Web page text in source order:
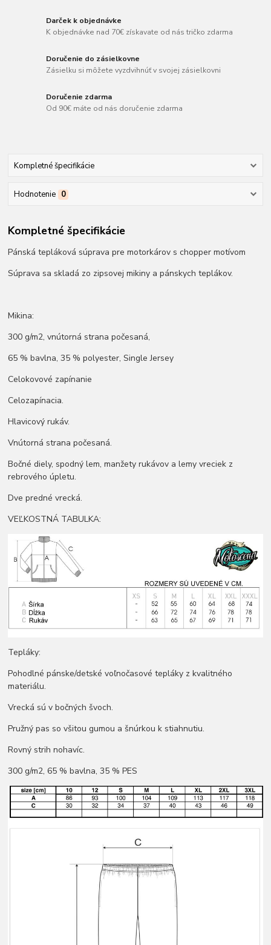
Darček k objednávke
K objednávke nad 70€ získavate od nás tričko zdarma
Doručenie do zásielkovne
Zásielku si môžete vyzdvihnúť v svojej zásielkovni
Doručenie zdarma
Od 90€ máte od nás doručenie zdarma
Kompletné špecifikácie
Hodnotenie 0
Kompletné špecifikácie
Pánská tepláková súprava pre motorkárov s chopper motívom
Súprava sa skladá zo zipsovej mikiny a pánskych teplákov.
Mikina:
300 g/m2, vnútorná strana počesaná,
65 % bavlna, 35 % polyester, Single Jersey
Celokovové zapínanie
Celozapínacia.
Hlavicový rukáv.
Vnútorná strana počesaná.
Bočné diely, spodný lem, manžety rukávov a lemy vreciek z
rebrového úpletu.
Dve predné vrecká.
VEĽKOSTNÁ TABULKA:
Tepláky:
Pohodlné pánske/detské voľnočasové tepláky z kvalitného
materiálu.
Vrecká sú v bočných švoch.
Pružný pas so všitou gumou a šnúrkou k stiahnutiu.
Rovný strih nohavíc.
300 g/m2, 65 % bavlna, 35 % PES